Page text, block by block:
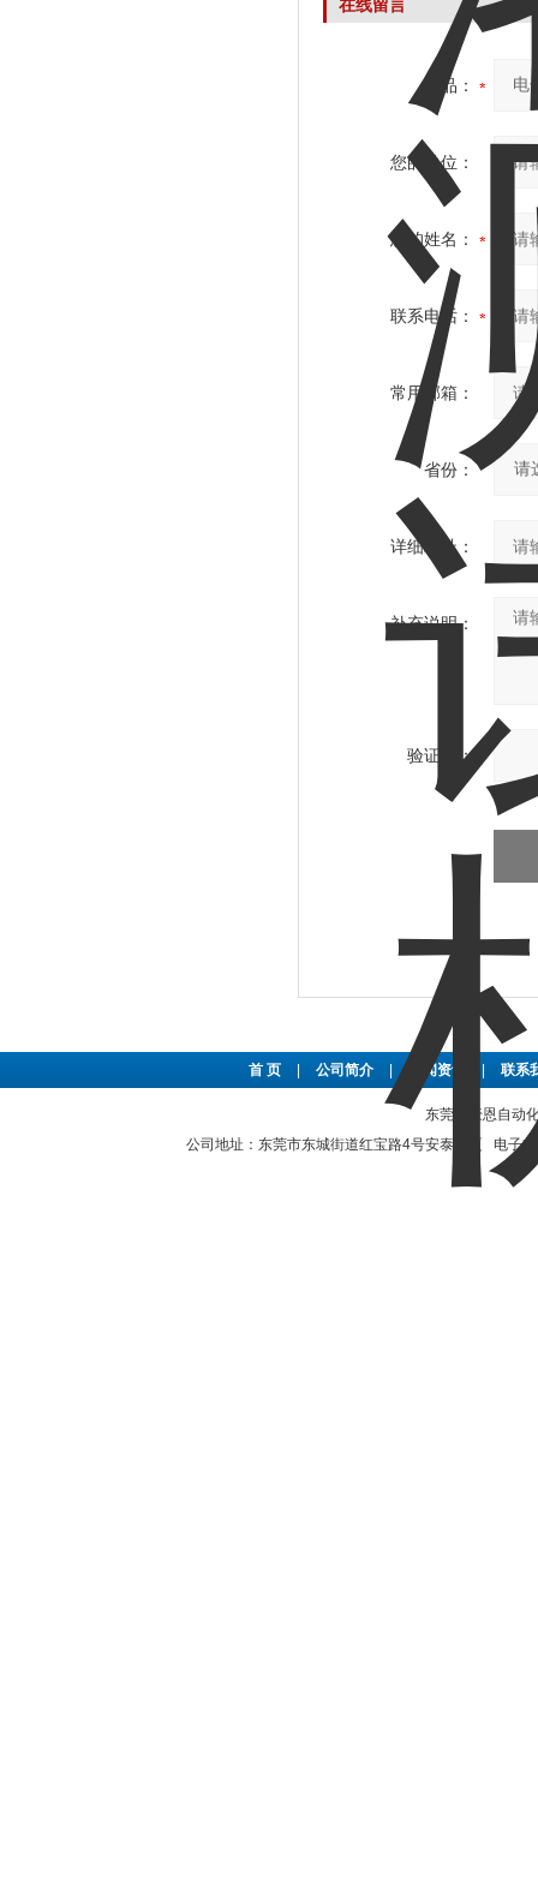
在线留言
产品：
您的单位：
您的姓名：
联系电话：
常用邮箱：
省份：
详细地址：
补充说明：
验证码：
首 页 公司简介 新闻资讯 联系
东莞市豪恩自动
公司地址：东莞市东城街道红宝路4号安泰大厦 电子